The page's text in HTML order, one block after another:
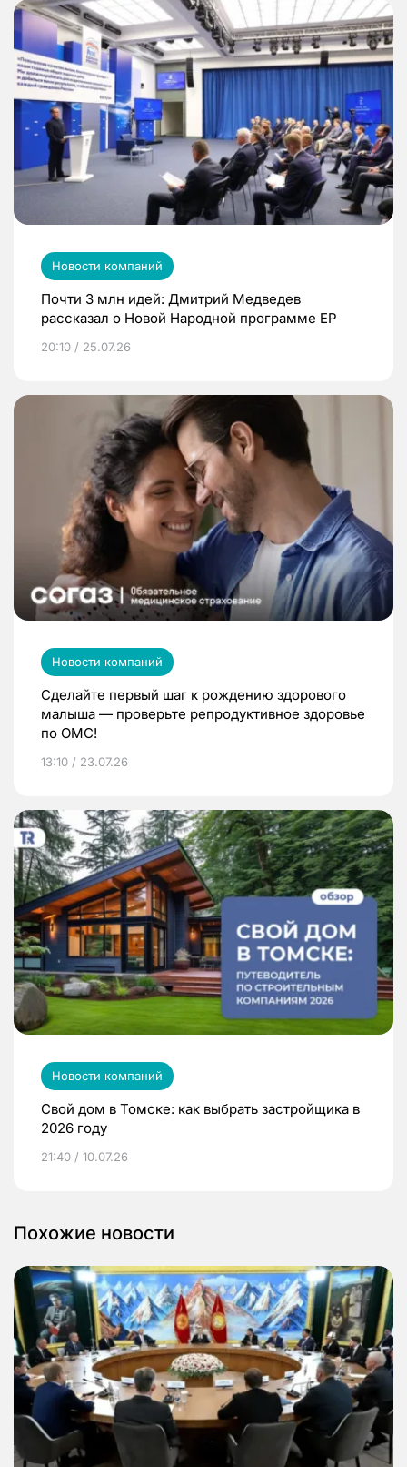
Новости компаний
Почти 3 млн идей: Дмитрий Медведев
рассказал о Новой Народной программе ЕР
20:10 / 25.07.26
Новости компаний
Сделайте первый шаг к рождению здорового
малыша — проверьте репродуктивное здоровье
по ОМС!
13:10 / 23.07.26
Новости компаний
Свой дом в Томске: как выбрать застройщика в
2026 году
21:40 / 10.07.26
Похожие новости